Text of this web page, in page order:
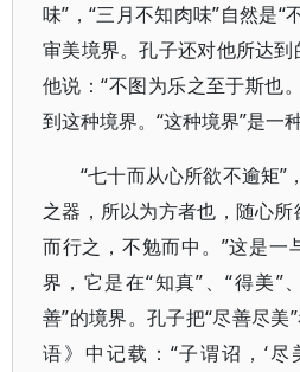
味”，“三月不知肉味”自然是“
审美境界。孔子还对他所达到
他说：“不图为乐之至于斯也
到这种境界。“这种境界”是一
“七十而从心所欲不逾矩”
之器，所以为方者也，随心
而行之，不勉而中。”这是一
界，它是在“知真”、“得美”
善”的境界。孔子把“尽善尽美
语》中记载：“子谓诏，‘尽